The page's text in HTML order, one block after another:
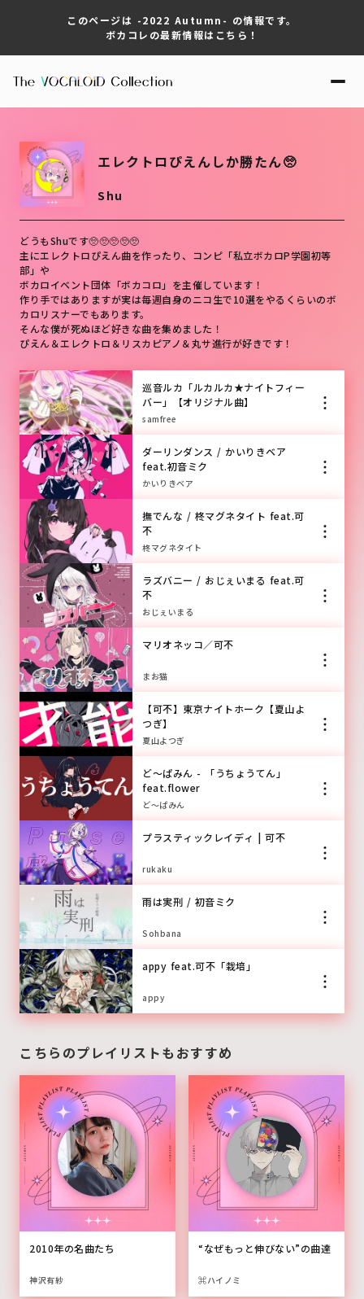
このページは -2022 Autumn- の情報です。
ボカコレの最新情報はこちら！
エレクトロぴえんしか勝たん🥺
Shu
どうもShuです🥺🥺🥺🥺🥺
主にエレクトロぴえん曲を作ったり、コンピ「私立ボカロP学園初等
部」や
ボカロイベント団体「ボカコロ」を主催しています！
作り手ではありますが実は毎週自身のニコ生で10選をやるくらいのボ
カロリスナーでもあります。
そんな僕が死ぬほど好きな曲を集めました！
ぴえん＆エレクトロ＆リスカピアノ＆丸サ進行が好きです！
巡音ルカ「ルカルカ★ナイトフィー
バー」【オリジナル曲】
samfree
ダーリンダンス / かいりきベア
feat.初音ミク
かいりきベア
撫でんな / 柊マグネタイト feat.可
不
柊マグネタイト
ラズバニー / おじぇいまる feat.可
不
おじぇいまる
マリオネッコ／可不
まお猫
【可不】東京ナイトホーク【夏山よ
つぎ】
夏山よつぎ
ど～ぱみん - 「うちょうてん」
feat.flower
ど～ぱみん
プラスティックレイディ | 可不
rukaku
雨は実刑 / 初音ミク
Sohbana
appy feat.可不「栽培」
appy
こちらのプレイリストもおすすめ
2010年の名曲たち
神沢有紗
“なぜもっと伸びない”の曲達
⌘ハイノミ